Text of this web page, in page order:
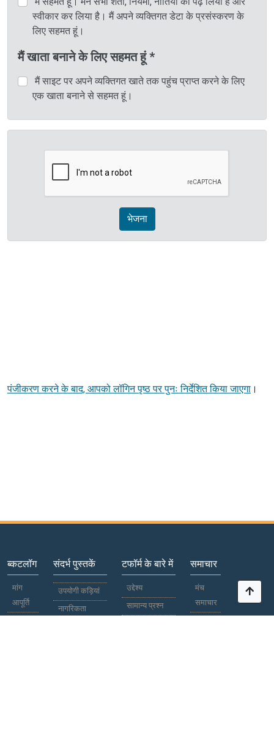
स्वीकार कर लिया है। मैं अपने व्यक्तिगत डेटा के प्रसंस्करण के
लिए सहमत हूं।
मैं खाता बनाने के लिए सहमत हूं *
मैं साइट पर अपने व्यक्तिगत खाते तक पहुंच प्राप्त करने के लिए
एक खाता बनाने से सहमत हूं।
भेजना
पंजीकरण करने के बाद, आपको लॉगिन पृष्ठ पर पुनः निर्देशित किया जाएगा ।
ब्कटलॉग
मांग
आपूर्ति
संदर्भ पुस्तकें
उपयोगी कड़ियां
नागरिकता
टफॉर्म के बारे में
उद्देश्य
सामान्य प्रश्न
समाचार
मंच
समाचार